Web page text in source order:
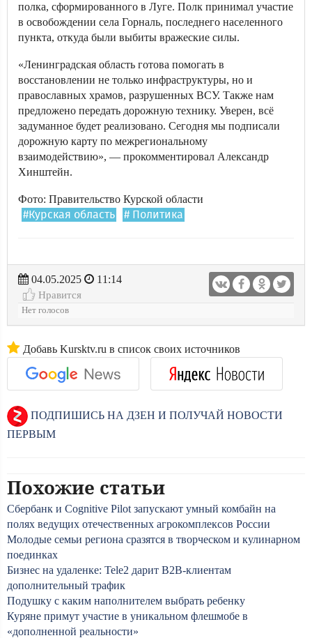
полка, сформированного в Луге. Полк принимал участие
в освобождении села Горналь, последнего населенного
пункта, откуда были выбиты вражеские силы.
«Ленинградская область готова помогать в
восстановлении не только инфраструктуры, но и
православных храмов, разрушенных ВСУ. Также нам
предложено передать дорожную технику. Уверен, всё
задуманное будет реализовано. Сегодня мы подписали
дорожную карту по межрегиональному
взаимодействию», — прокомментировал Александр
Хинштейн.
Фото: Правительство Курской области
#Курская область # Политика
04.05.2025
11:14
Нравится
Нет голосов
Добавь Kursktv.ru в список своих источников
ПОДПИШИСЬ НА ДЗЕН И ПОЛУЧАЙ НОВОСТИ
ПЕРВЫМ
Похожие статьи
Сбербанк и Cognitive Pilot запускают умный комбайн на
полях ведущих отечественных агрокомплексов России
Молодые семьи региона сразятся в творческом и кулинарном
поединках
Бизнес на удаленке: Tele2 дарит B2B-клиентам
дополнительный трафик
Подушку с каким наполнителем выбрать ребенку
Куряне примут участие в уникальном флешмобе в
«дополненной реальности»